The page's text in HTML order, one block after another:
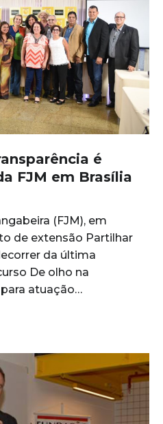
é
FJM em Brasília
(FJM), em
de extensão Partilhar
da última
De olho na
atuação…